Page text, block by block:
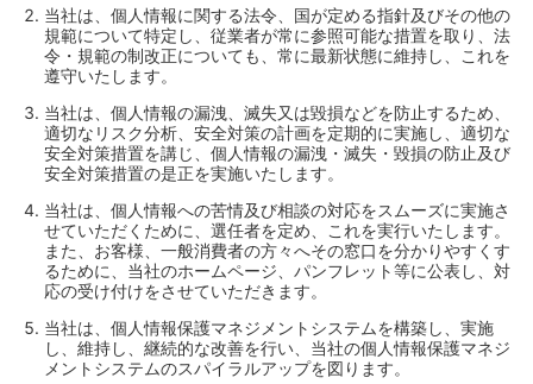
当社は、個人情報に関する法令、国が定める指針及びその他の
規範について特定し、従業者が常に参照可能な措置を取り、法
令・規範の制改正についても、常に最新状態に維持し、これを
遵守いたします。
当社は、個人情報の漏洩、滅失又は毀損などを防止するため、
適切なリスク分析、安全対策の計画を定期的に実施し、適切な
安全対策措置を講じ、個人情報の漏洩・滅失・毀損の防止及び
安全対策措置の是正を実施いたします。
当社は、個人情報への苦情及び相談の対応をスムーズに実施さ
せていただくために、選任者を定め、これを実行いたします。
また、お客様、一般消費者の方々へその窓口を分かりやすくす
るために、当社のホームページ、パンフレット等に公表し、対
応の受け付けをさせていただきます。
当社は、個人情報保護マネジメントシステムを構築し、実施
し、維持し、継続的な改善を行い、当社の個人情報保護マネジ
メントシステムのスパイラルアップを図ります。